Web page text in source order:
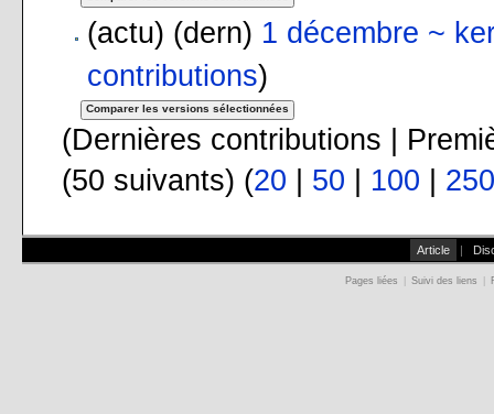
(actu) (dern) 1 décembre ~
contributions)
(Dernières contributions |
(50 suivants) (20 50 100 250
Article |
Pages liées Suivi des liens